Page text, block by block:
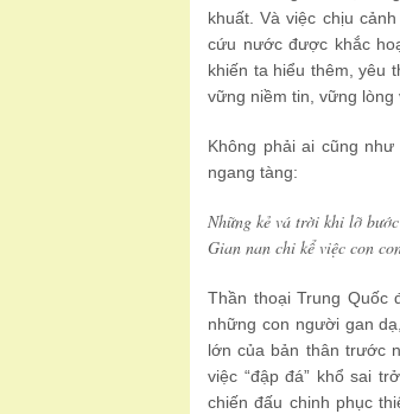
khuất. Và việc chịu
cứu nước được khắc
khiến ta hiểu thêm, yêu
vững niềm tin, vững lòng
Không phải ai cũng
ngang tàng:
Những kẻ vá trời khi lỡ bước
Gian nan chi kể việc con
Thần thoại Trung
những con người gan
lớn của bản thân trước
việc “đập đá” khổ sai
chiến đấu chinh phục